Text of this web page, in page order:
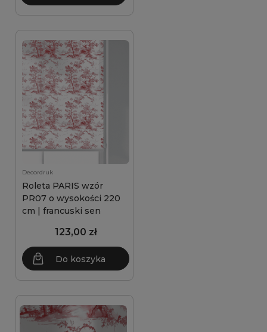
Decordruk
Roleta PARIS wzór
PR07 o wysokości 220
cm | francuski sen
123,00 zł
Do koszyka